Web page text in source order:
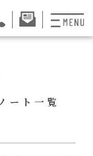
お掃除代行
ート一覧